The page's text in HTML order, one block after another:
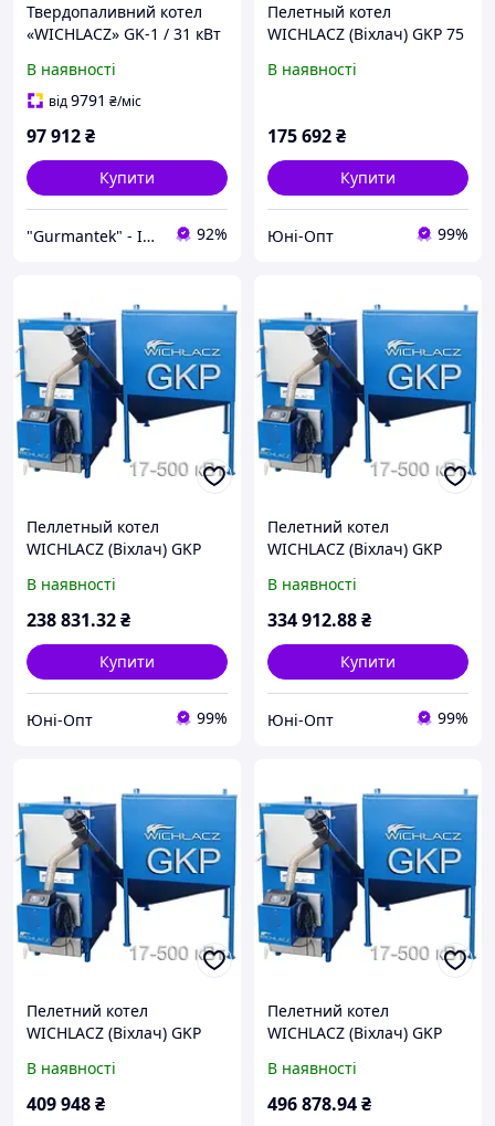
Твердопаливний котел
«WICHLACZ» GK-1 / 31 кВт
В наявності
від9791 ₴/міс
97 912₴
Купити
"Gurmantek" - Інтернет-магазин 92%
Пелетный котел
WICHLACZ (Віхлач) GKP 75
В наявності
175 692₴
Купити
Юні-Опт 99%
Пеллетный котел
WICHLACZ (Віхлач) GKP
пальник
В наявності
238 831.32₴
Купити
Юні-Опт 99%
Пелетний котел
WICHLACZ (Віхлач) GKP
пальник
В наявності
334 912.88₴
Купити
Юні-Опт 99%
Пелетний котел
WICHLACZ (Віхлач) GKP
пальник
В наявності
409 948₴
Пелетний котел
WICHLACZ (Віхлач) GKP
пальник
В наявності
496 878.94₴